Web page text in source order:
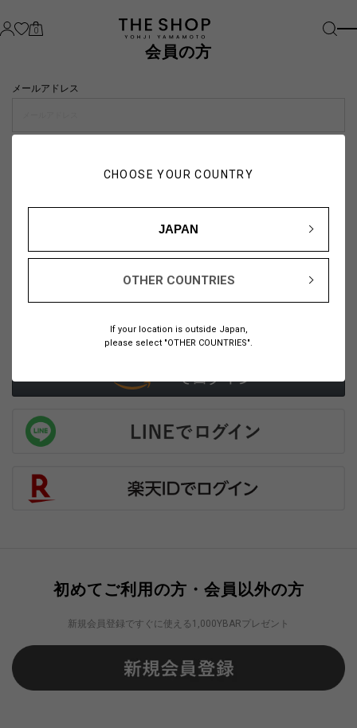
CHOOSE YOUR COUNTRY
JAPAN
OTHER COUNTRIES
If your location is outside Japan,
please select "OTHER COUNTRIES".
0
会員の方
メールアドレス
こちら
または
初めてご利用の方・会員以外の方
新規会員登録ですぐに使える1,000YBARプレゼント